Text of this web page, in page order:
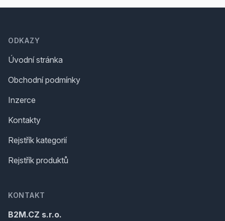
ODKAZY
Úvodní stránka
Obchodní podmínky
Inzerce
Kontakty
Rejstřík kategorií
Rejstřík produktů
KONTAKT
B2M.CZ s.r.o.